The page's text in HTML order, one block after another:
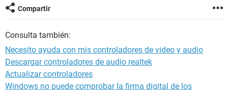
Fecha 2014-11-09
Hora 09:33
--------[ Resumen ]------------------------------------------------------------------------------
-----------------------
Computadora:
Tipo de computadora Monoprocesador ACPI de PC
Compartir
Consulta también:
Necesito ayuda con mis controladores de video y audio
Descargar controladores de audio realtek
Actualizar controladores
Windows no puede comprobar la firma digital de los